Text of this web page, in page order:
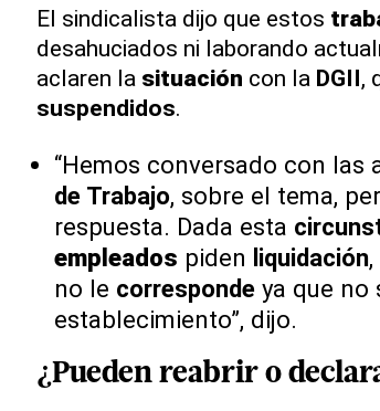
El sindicalista dijo que estos
desahuciados ni laborando
aclaren la situación con la DGII,
suspendidos.
“Hemos conversado con las
de Trabajo, sobre el tema,
respuesta. Dada esta
empleados piden liquidación
no le corresponde ya que no
establecimiento”, dijo.
¿Pueden reabrir o